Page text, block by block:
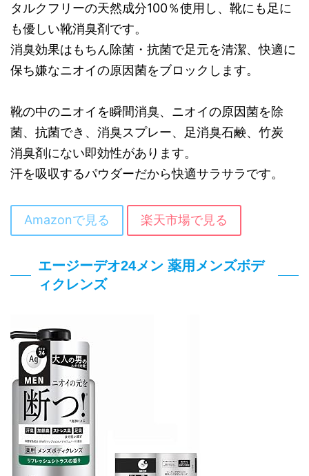
タルクフリーの天然成分100％使用し、靴にも足に
も優しい靴消臭剤です。
消臭効果はもちん除菌・抗菌で足元を清潔、快適に
保ち嫌なニオイの原因菌をブロックします。
靴の中のニオイを瞬間消臭、ニオイの原因菌を除
菌、抗菌でき、消臭スプレー、足消臭石鹸、竹炭
消臭剤にない即効性があります。
汗を吸収するパウダーだから快適サラサラです。
Amazonで見る 楽天市場で見る
エージーデオ24メン 薬用メンズボデ
ィクレンズ